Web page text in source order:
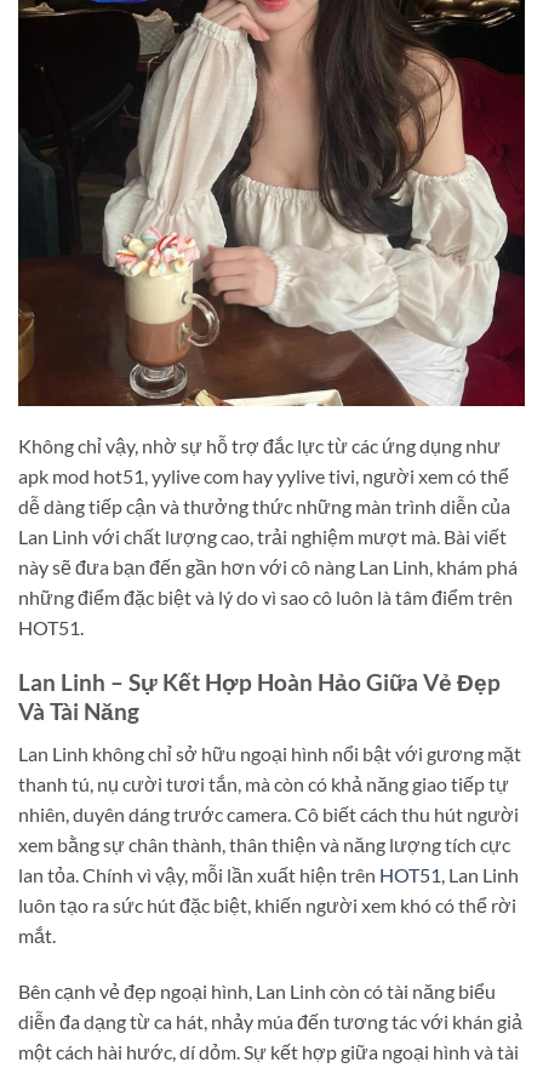
Không chỉ vậy, nhờ sự hỗ trợ đắc lực từ các ứng dụng như
apk mod hot51, yylive com hay yylive tivi, người xem có thể
dễ dàng tiếp cận và thưởng thức những màn trình diễn của
Lan Linh với chất lượng cao, trải nghiệm mượt mà. Bài viết
này sẽ đưa bạn đến gần hơn với cô nàng Lan Linh, khám phá
những điểm đặc biệt và lý do vì sao cô luôn là tâm điểm trên
HOT51.
Lan Linh – Sự Kết Hợp Hoàn Hảo Giữa Vẻ Đẹp
Và Tài Năng
Lan Linh không chỉ sở hữu ngoại hình nổi bật với gương mặt
thanh tú, nụ cười tươi tắn, mà còn có khả năng giao tiếp tự
nhiên, duyên dáng trước camera. Cô biết cách thu hút người
xem bằng sự chân thành, thân thiện và năng lượng tích cực
lan tỏa. Chính vì vậy, mỗi lần xuất hiện trên HOT51, Lan Linh
luôn tạo ra sức hút đặc biệt, khiến người xem khó có thể rời
mắt.
Bên cạnh vẻ đẹp ngoại hình, Lan Linh còn có tài năng biểu
diễn đa dạng từ ca hát, nhảy múa đến tương tác với khán giả
một cách hài hước, dí dỏm. Sự kết hợp giữa ngoại hình và tài